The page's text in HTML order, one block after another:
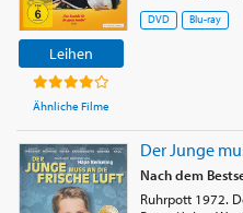
Leihen
Ähnliche Filme
DVD Blu-ray
Der Junge
Nach dem
Ruhrpott 1972.